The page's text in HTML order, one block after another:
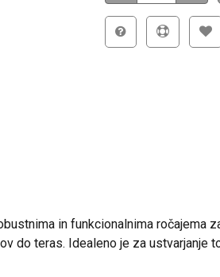
in funkcionalnima ročajema
do teras. Idealeno je za ustvarjanje